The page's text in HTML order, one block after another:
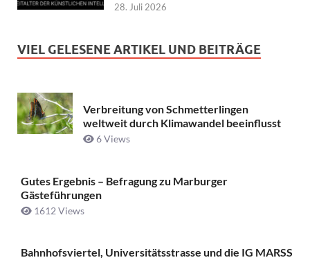
28. Juli 2026
VIEL GELESENE ARTIKEL UND BEITRÄGE
Verbreitung von Schmetterlingen
weltweit durch Klimawandel beeinflusst
6 Views
Gutes Ergebnis – Befragung zu Marburger
Gästeführungen
1612 Views
Bahnhofsviertel, Universitätsstrasse und die IG MARSS